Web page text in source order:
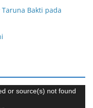
Bakti pada
or source(s) not found